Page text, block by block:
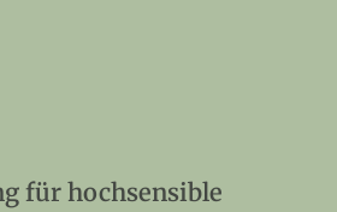
für hochsensible